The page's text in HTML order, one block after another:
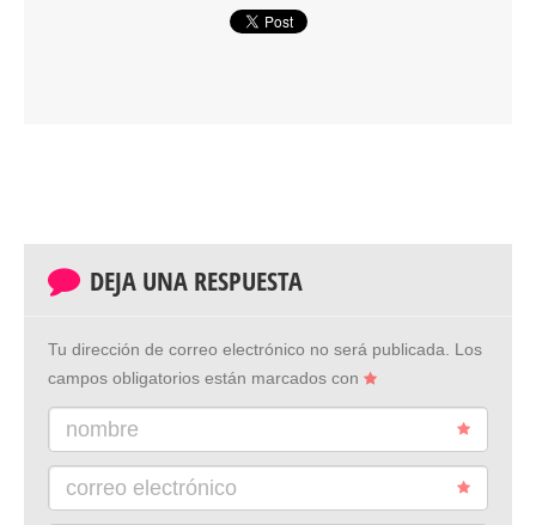
DEJA UNA RESPUESTA
Tu dirección de correo electrónico no será publicada.
Los
campos obligatorios están marcados con
nombre
correo electrónico